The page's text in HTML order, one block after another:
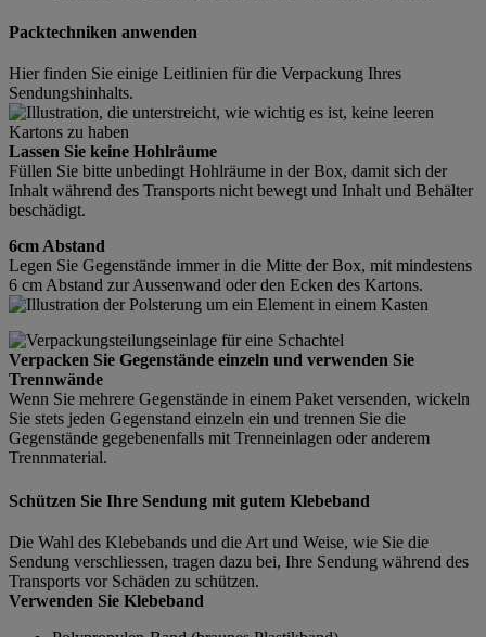
Packtechniken anwenden
Hier finden Sie einige Leitlinien für die Verpackung Ihres
Sendungshinhalts.
Lassen Sie keine Hohlräume
Füllen Sie bitte unbedingt Hohlräume in der Box, damit sich der
Inhalt während des Transports nicht bewegt und Inhalt und Behälter
beschädigt.
6cm Abstand
Legen Sie Gegenstände immer in die Mitte der Box, mit mindestens
6 cm Abstand zur Aussenwand oder den Ecken des Kartons.
Verpacken Sie Gegenstände einzeln und verwenden Sie
Trennwände
Wenn Sie mehrere Gegenstände in einem Paket versenden, wickeln
Sie stets jeden Gegenstand einzeln ein und trennen Sie die
Gegenstände gegebenenfalls mit Trenneinlagen oder anderem
Trennmaterial.
Schützen Sie Ihre Sendung mit gutem Klebeband
Die Wahl des Klebebands und die Art und Weise, wie Sie die
Sendung verschliessen, tragen dazu bei, Ihre Sendung während des
Transports vor Schäden zu schützen.
Verwenden Sie Klebeband